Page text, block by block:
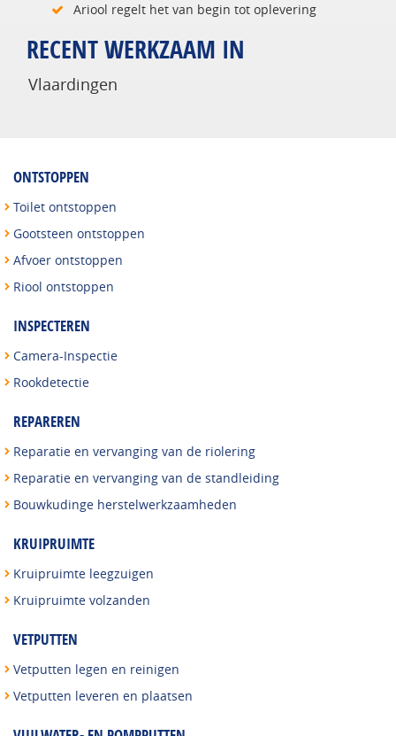
Ariool regelt het van begin tot oplevering
RECENT WERKZAAM IN
Vlaardingen
ONTSTOPPEN
Toilet ontstoppen
Gootsteen ontstoppen
Afvoer ontstoppen
Riool ontstoppen
INSPECTEREN
Camera-Inspectie
Rookdetectie
REPAREREN
Reparatie en vervanging van de riolering
Reparatie en vervanging van de standleiding
Bouwkudinge herstelwerkzaamheden
KRUIPRUIMTE
Kruipruimte leegzuigen
Kruipruimte volzanden
VETPUTTEN
Vetputten legen en reinigen
Vetputten leveren en plaatsen